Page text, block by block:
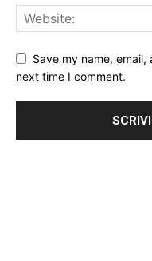
Save my name,
next time I comment.